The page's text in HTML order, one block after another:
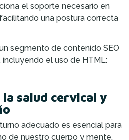
el soporte necesario en
una postura correcta
segmento de contenido SEO
el uso de HTML:
salud cervical y
adecuado es esencial para
de nuestro cuerpo y mente.